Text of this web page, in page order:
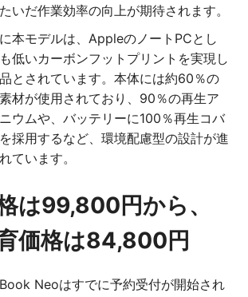
いだ作業効率の向上が期待されます。
本モデルは、AppleのノートPCとし
低いカーボンフットプリントを実現し
とされています。本体には約60％の
材が使用されており、90％の再生ア
ウムや、バッテリーに100％再生コバ
採用するなど、環境配慮型の設計が進
ています。
は99,800円から、
価格は84,800円
Neoはすでに予約受付が開始され